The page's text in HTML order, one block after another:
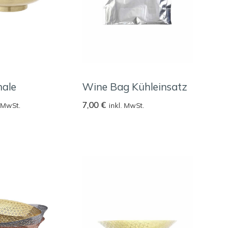
Wine Bag Kühleinsatz
7,00€ inkl. MwSt.